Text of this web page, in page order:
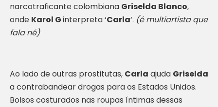
narcotraficante colombiana Griselda Blanco,
onde Karol Ginterpreta ‘Carla‘. (é multiartista que
fala né)
Ao lado de outras prostitutas, Carla ajuda Griselda
a contrabandear drogas para os Estados Unidos.
Bolsos costurados nas roupas íntimas dessas